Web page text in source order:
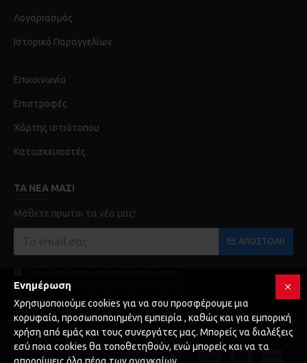
Λογαριασμός
Ιστορικό Παραγγελίων
Επικοινωνία
Επιστροφές
Χάρτης ιστιότοπου
Κατασκευαστές
ΤΑ ΝΈΑ ΜΑΣ!
Μάθετε πρωτοι τα νέα μας!
ΑΠΟΣΤΟΛΉ
Προστασία Προσωπικών Δεδομένων
Copyright © 2025 Karagianni, All Rights Reserved
Ενημέρωση
Χρησιμοποιούμε cookies για να σου προσφέρουμε μια
κορυφαία, προσωποποιημένη εμπειρία , καθώς και για εμπορική
χρήση από εμάς και τους συνεργάτες μας. Μπορείς να διαλέξεις
εσύ ποια cookies θα τοποθετηθούν, ενώ μπορείς και να τα